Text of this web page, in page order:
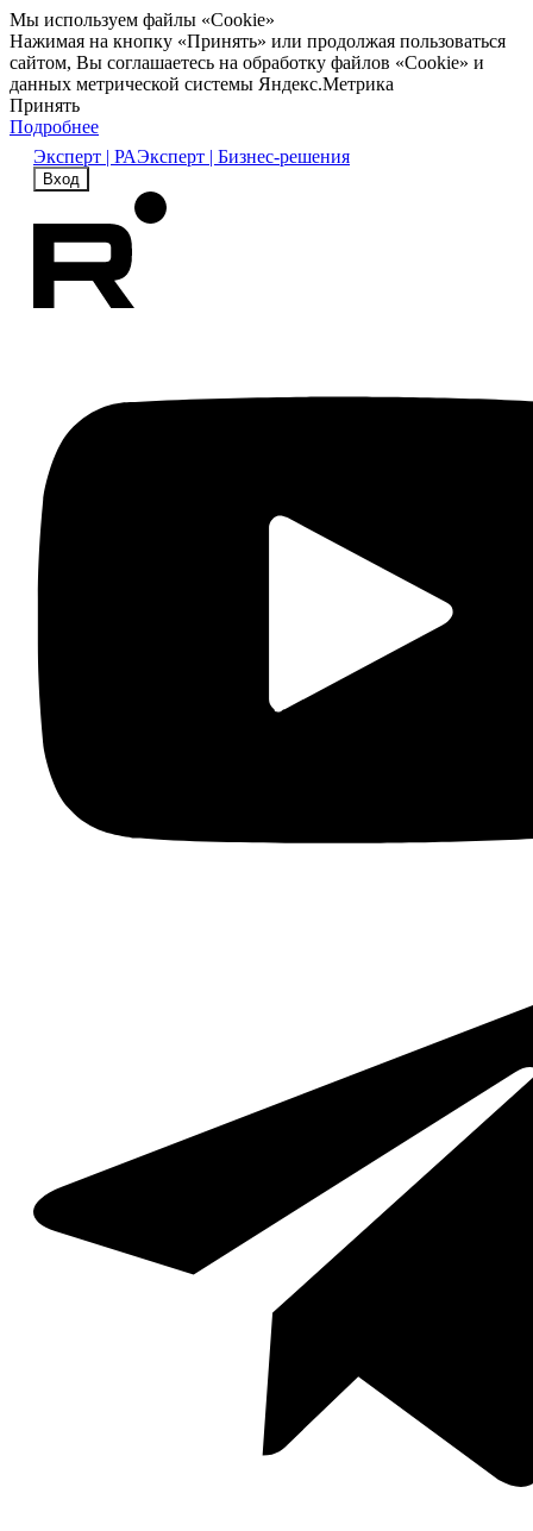
Мы используем файлы «Cookie»
Нажимая на кнопку «Принять» или продолжая пользоваться
сайтом, Вы соглашаетесь на обработку файлов «Cookie» и
данных метрической системы Яндекс.Метрика
Принять
Подробнее
Эксперт | РАЭксперт | Бизнес-решения
Вход